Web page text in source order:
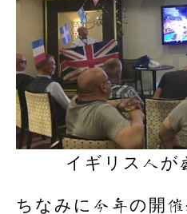
イギリス人が
ちなみに今年の開